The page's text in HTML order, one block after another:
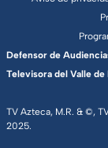
TV Azteca, M.R. & ©,
2025.
Defensor de
Televisora del Valle